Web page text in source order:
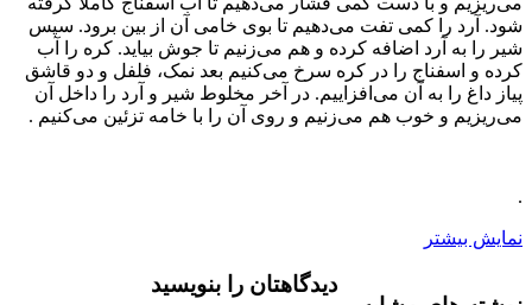
شود. آرد را کمی تفت می‌‌دهیم تا بوی خامی آن از بین برود. سپس
شیر را به آرد اضافه کرده و هم می‌‌زنیم تا جوش بیاید. کره را آب
کرده و اسفناج را در کره سرخ می‌‌کنیم بعد نمک، فلفل و دو قاشق
پیاز داغ را به آن می‌‌افزاییم. در آخر مخلوط شیر و آرد را داخل آن
می‌‌ریزیم و خوب هم می‌‌زنیم و روی آن را با خامه تزئین می‌‌کنیم .
.
نمایش بیشتر
دیدگاهتان را بنویسید